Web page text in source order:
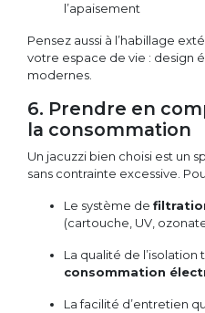
l’apaisement
Pensez aussi à l’habillage
votre espace de vie : design
modernes.
6. Prendre en
la consommation
Un jacuzzi bien choisi est un
sans contrainte excessive.
Le système de
(cartouche, UV,
La qualité de
consommation
La facilité d’entretien